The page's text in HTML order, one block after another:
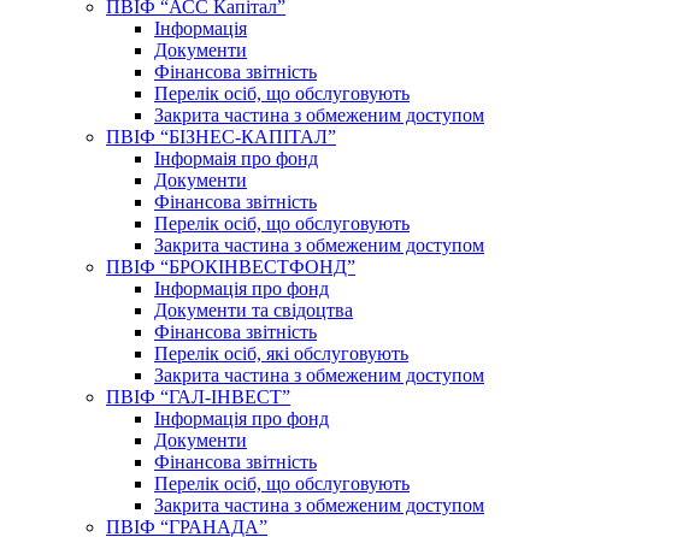
ПВІФ “АСС Капітал”
Інформація
Документи
Фінансова звітність
Перелік осіб, що обслуговують
Закрита частина з обмеженим доступом
ПВІФ “БІЗНЕС-КАПІТАЛ”
Інформаія про фонд
Документи
Фінансова звітність
Перелік осіб, що обслуговують
Закрита частина з обмеженим доступом
ПВІФ “БРОКІНВЕСТФОНД”
Інформація про фонд
Документи та свідоцтва
Фінансова звітність
Перелік осіб, які обслуговують
Закрита частина з обмеженим доступом
ПВІФ “ГАЛ-ІНВЕСТ”
Інформація про фонд
Документи
Фінансова звітність
Перелік осіб, що обслуговують
Закрита частина з обмеженим доступом
ПВІФ “ГРАНАДА”